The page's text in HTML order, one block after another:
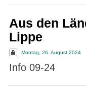
Aus den
Lippe
Montag, 26. August 2024
Info 09-24